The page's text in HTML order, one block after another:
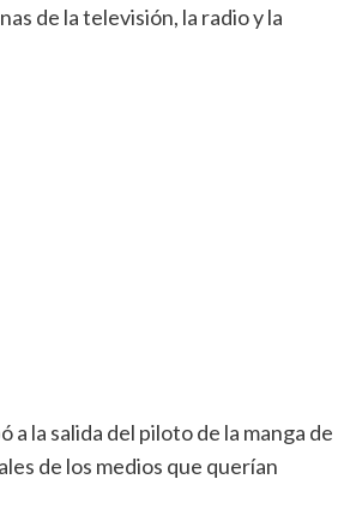
de la televisión, la radio y la
la salida del piloto de la manga de
de los medios que querían